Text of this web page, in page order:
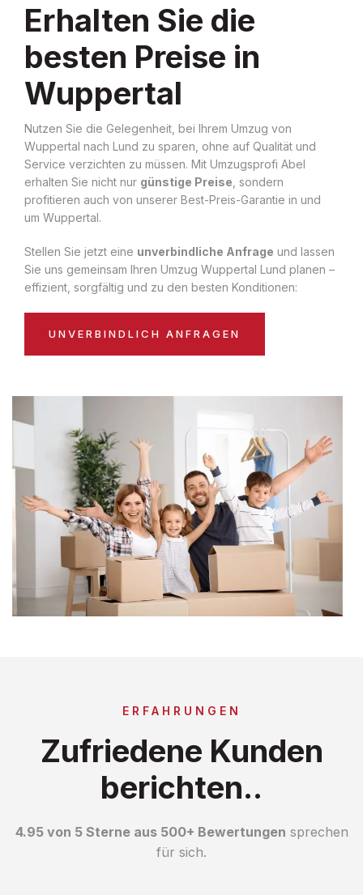
Erhalten Sie die
besten Preise in
Wuppertal
Nutzen Sie die Gelegenheit, bei Ihrem Umzug von
Wuppertal nach Lund zu sparen, ohne auf Qualität und
Service verzichten zu müssen. Mit Umzugsprofi Abel
erhalten Sie nicht nur günstige Preise , sondern
profitieren auch von unserer Best-Preis-Garantie in und
um Wuppertal.
Stellen Sie jetzt eine unverbindliche Anfrage und lassen
Sie uns gemeinsam Ihren Umzug Wuppertal Lund planen –
effizient, sorgfältig und zu den besten Konditionen:
UNVERBINDLICH ANFRAGEN
ERFAHRUNGEN
Zufriedene Kunden
berichten..
4.95 von 5 Sterne aus 500+ Bewertungen sprechen
für sich.